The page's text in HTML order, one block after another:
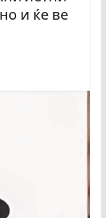
и ќе ве